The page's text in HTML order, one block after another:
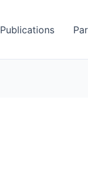
Publications